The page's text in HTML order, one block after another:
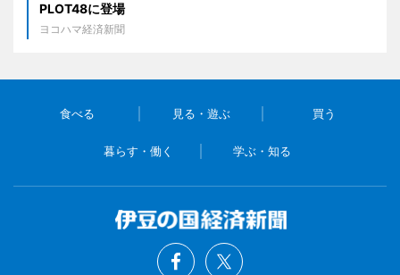
PLOT48に登場
ヨコハマ経済新聞
食べる 見る・遊ぶ 買う
暮らす・働く 学ぶ・知る